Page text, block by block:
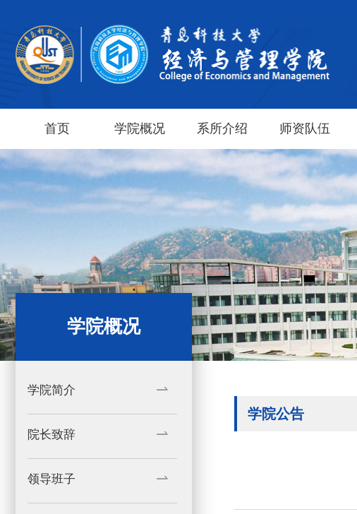
首页 学院概况 系所介绍 师资队伍
学院概况
学院简介
院长致辞
领导班子
学院公告